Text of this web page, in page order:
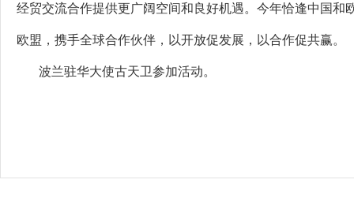
经贸交流合作提供更广阔空间和良好机遇。今年恰逢中国
欧盟，携手全球合作伙伴，以开放促发展，以合作促共赢。
波兰驻华大使古天卫参加活动。